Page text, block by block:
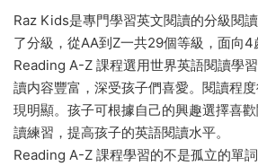
Raz Kids是專門學習英文閱讀的分級閱
了分級，從AA到Z一共29個等級，面向4
Reading A-Z 課程選用世界英語閱讀學
讀内容豐富，深受孩子們喜愛。閱讀程
現明顯。孩子可根據自己的興趣選擇喜
讀練習，提高孩子的英語閱讀水平。
Reading A-Z 課程學習的不是孤立的單